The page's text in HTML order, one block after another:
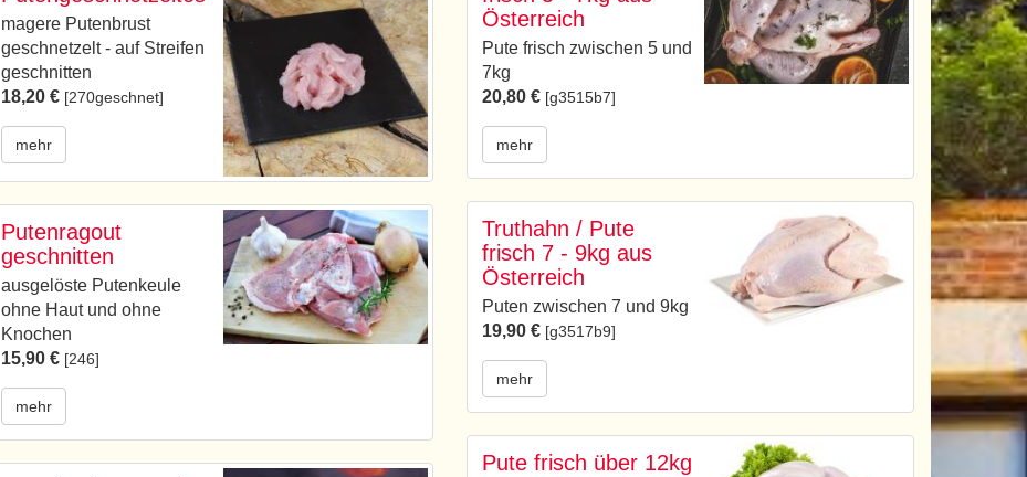
magere Putenbrust
geschnetzelt - auf Streifen
geschnitten
18,20 € [270geschnet]
mehr
Putenragout
geschnitten
ausgelöste Putenkeule
ohne Haut und ohne
Knochen
15,90 € [246]
mehr
Österreich
Pute frisch zwischen 5 und
7kg
20,80 € [g3515b7]
mehr
Truthahn / Pute
frisch 7 - 9kg aus
Österreich
Puten zwischen 7 und 9kg
19,90 € [g3517b9]
mehr
Pute frisch über 12kg